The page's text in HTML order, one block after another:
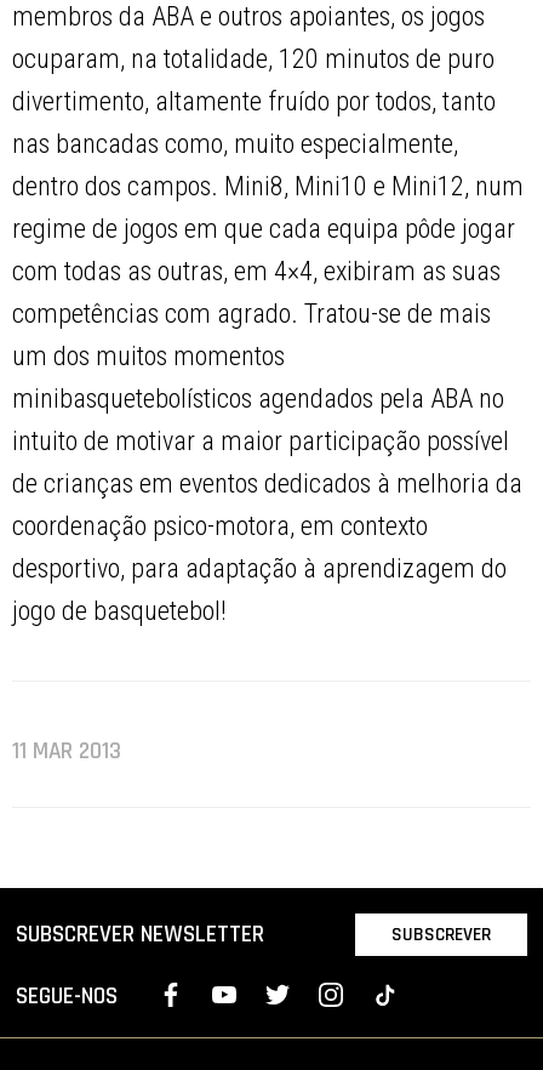
membros da ABA e outros apoiantes, os jogos
ocuparam, na totalidade, 120 minutos de puro
divertimento, altamente fruído por todos, tanto
nas bancadas como, muito especialmente,
dentro dos campos. Mini8, Mini10 e Mini12, num
regime de jogos em que cada equipa pôde jogar
com todas as outras, em 4×4, exibiram as suas
competências com agrado. Tratou-se de mais
um dos muitos momentos
minibasquetebolísticos agendados pela ABA no
intuito de motivar a maior participação possível
de crianças em eventos dedicados à melhoria da
coordenação psico-motora, em contexto
desportivo, para adaptação à aprendizagem do
jogo de basquetebol!
11 MAR 2013
SUBSCREVER NEWSLETTER SUBSCREVER
SEGUE-NOS